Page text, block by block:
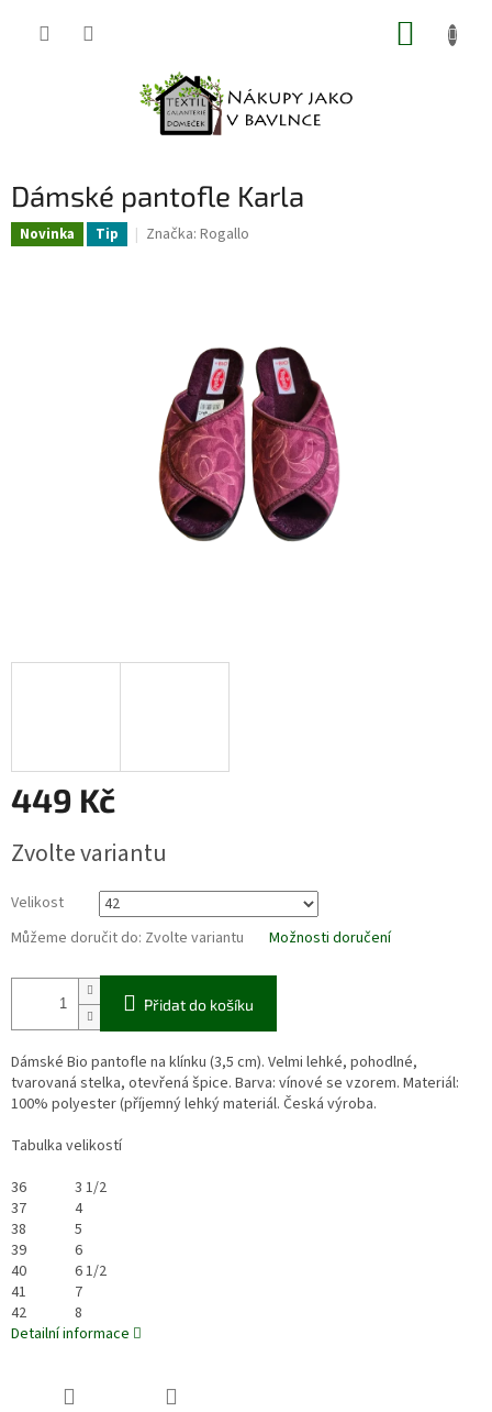
Dámské pantofle Karla
Novinka Tip Značka: Rogallo
449 Kč
cena:
Zvolte variantu
Velikost
Můžeme doručit do: Zvolte variantu Možnosti doručení
Přidat do košíku
Dámské Bio pantofle na klínku (3,5 cm). Velmi lehké, pohodlné,
tvarovaná stelka, otevřená špice. Barva: vínové se vzorem. Materiál:
100% polyester (příjemný lehký materiál. Česká výroba.
Tabulka velikostí
36
3 1/2
37
4
38
5
39
6
40
6 1/2
41
7
42
8
Detailní informace